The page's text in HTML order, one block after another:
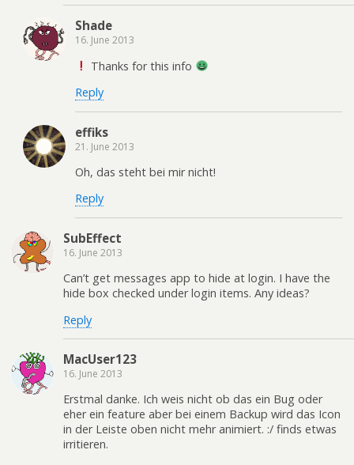
Shade
16. June 2013
Thanks for this info
Reply
effiks
21. June 2013
Oh, das steht bei mir nicht!
Reply
SubEffect
16. June 2013
Can’t get messages app to hide at login. I have the
hide box checked under login items. Any ideas?
Reply
MacUser123
16. June 2013
Erstmal danke. Ich weis nicht ob das ein Bug oder
eher ein feature aber bei einem Backup wird das Icon
in der Leiste oben nicht mehr animiert. :/ finds etwas
irritieren.